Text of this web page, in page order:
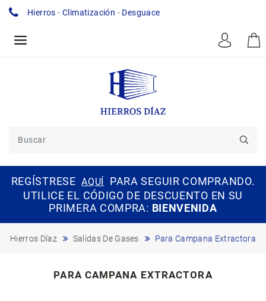
Hierros -Climatización - Desguace
REGÍSTRESE AQUÍ
PARA SEGUIR COMPRANDO.
UTILICE EL CÓDIGO DE DESCUENTO EN SU
PRIMERA COMPRA: BIENVENIDA
Hierros Díaz Salidas De Gases Para Campana Extractora
PARA CAMPANA EXTRACTORA